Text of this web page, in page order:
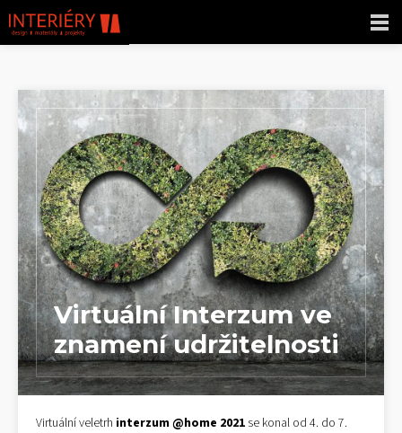
Virtuální Interzum ve
znamení udržitelnosti
Virtuální veletrh interzum @home 2021 se konal od 4. do 7.